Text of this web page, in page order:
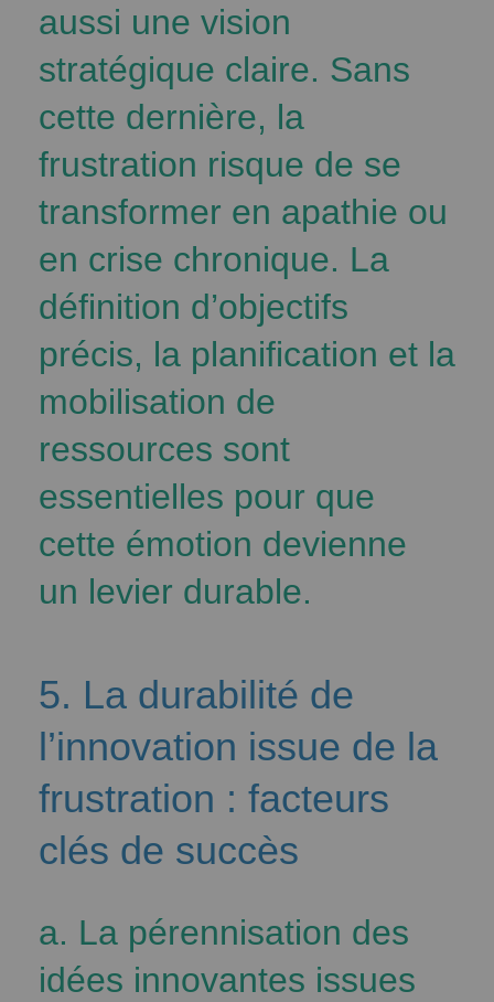
aussi une vision
stratégique claire. Sans
cette dernière, la
frustration risque de se
transformer en apathie ou
en crise chronique. La
définition d’objectifs
précis, la planification et la
mobilisation de
ressources sont
essentielles pour que
cette émotion devienne
un levier durable.
5. La durabilité de
l’innovation issue de la
frustration : facteurs
clés de succès
a. La pérennisation des
idées innovantes issues